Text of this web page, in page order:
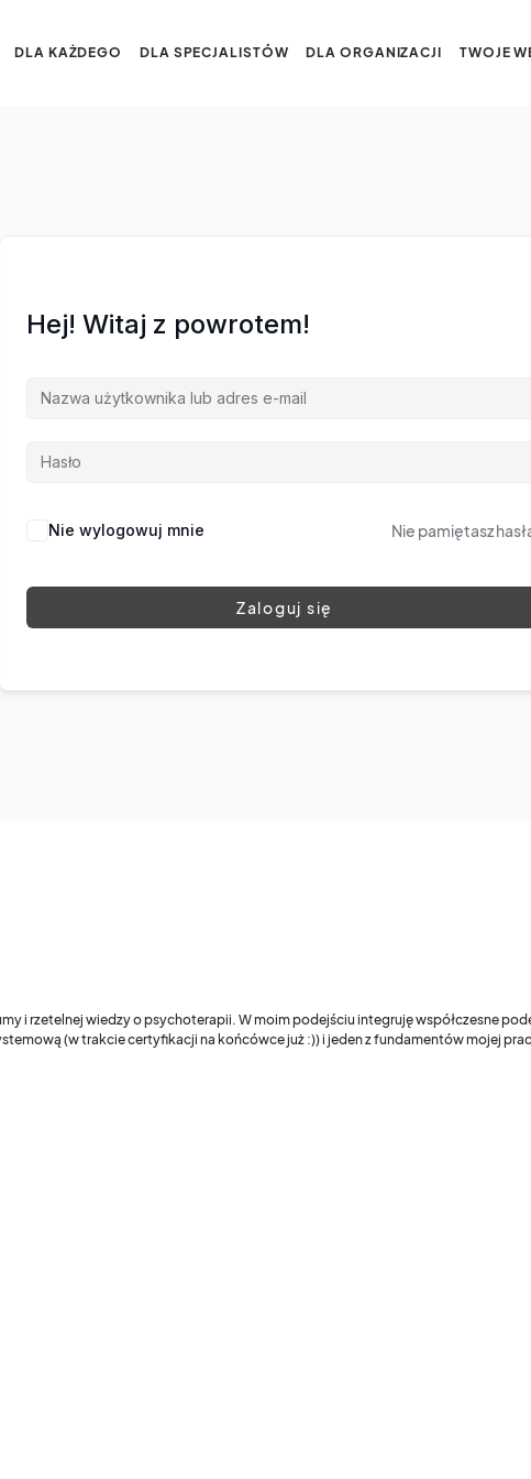
DLA KAŻDEGO DLA SPECJALISTÓW DLA ORGANIZACJI TWOJE
Hej! Witaj z powrotem!
Nie wylogowuj mnie Nie pamiętasz
Zaloguj się
i rzetelnej wiedzy o psychoterapii. W moim podejściu integruję współczesne
(w trakcie certyfikacji na końcówce już :)) i jeden z fundamentów mojej